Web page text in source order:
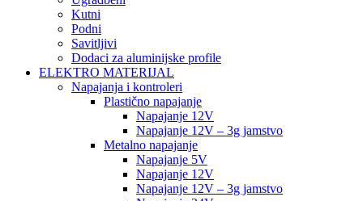
Kutni
Podni
Savitljivi
Dodaci za aluminijske profile
ELEKTRO MATERIJAL
Napajanja i kontroleri
Plastično napajanje
Napajanje 12V
Napajanje 12V – 3g jamstvo
Metalno napajanje
Napajanje 5V
Napajanje 12V
Napajanje 12V – 3g jamstvo